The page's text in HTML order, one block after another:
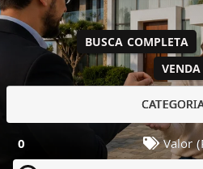
VENDA
BUSCA COMPLETA
0 Valor